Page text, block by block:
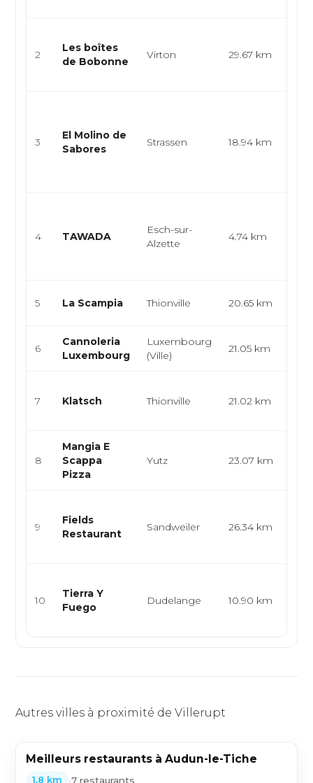
2
Les boîtes
de Bobonne
Virton 29.67 km
3
El Molino de
Sabores
Strassen 18.94 km
4 TAWADA
Esch-sur-
Alzette
4.74 km
5 La Scampia Thionville 20.65 km
6
Cannoleria
Luxembourg
Luxembourg
(Ville)
21.05 km
7 Klatsch Thionville 21.02 km
8
Mangia E
Scappa
Pizza
Yutz 23.07 km
9
Fields
Restaurant
Sandweiler 26.34 km
10
Tierra Y
Fuego
Dudelange 10.90 km
Autres villes à proximité de Villerupt
Meilleurs restaurants à Audun-le-Tiche
1,8 km •7 restaurants